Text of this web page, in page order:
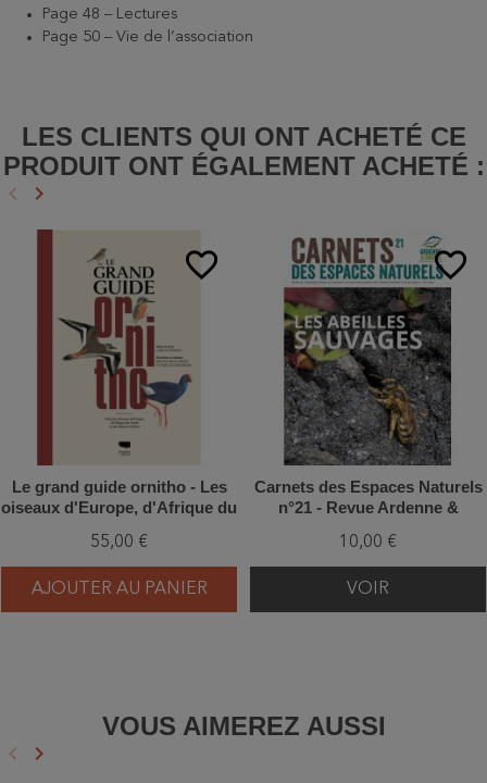
Page 48 – Lectures
Page 50 – Vie de l’association
LES CLIENTS QUI ONT ACHETÉ CE
PRODUIT ONT ÉGALEMENT ACHETÉ :
Précédent
keyboard_arrow_left Suivant
keyboard_arrow_right
favorite_border
Le grand guide ornitho - Les
oiseaux d'Europe, d'Afrique du
55,00 €
AJOUTER AU PANIER
favorite_border
Carnets des Espaces Naturels
n°21 - Revue Ardenne &
10,00 €
VOIR
VOUS AIMEREZ AUSSI
Précédent
keyboard_arrow_left Suivant
keyboard_arrow_right